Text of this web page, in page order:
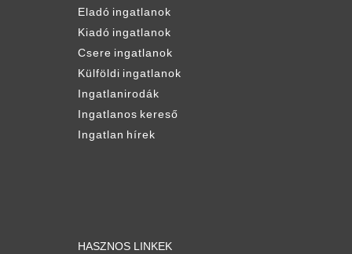
Eladó ingatlanok
Kiadó ingatlanok
Csere ingatlanok
Külföldi ingatlanok
Ingatlanirodák
Ingatlanos kereső
Ingatlan hírek
HASZNOS LINKEK